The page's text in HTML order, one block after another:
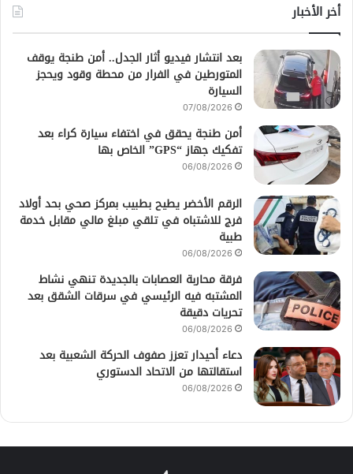
أخر الأخبار
بعد انتشار فيديو أثار الجدل.. أمن طنجة يوقف
المتورطين في الفرار من محطة وقود ويحجز
السيارة
07/08/2026
أمن طنجة يحقق في اختفاء سيارة كراء بعد
تفكيك جهاز “GPS” الخاص بها
06/08/2026
الرقم الأخضر يطيح بطبيب بمركز صحي بحد أولاد
فرج للاشتباه في تلقي مبلغ مالي مقابل خدمة
طبية
06/08/2026
فرقة محاربة العصابات بالجديدة تنهي نشاط
المشتبه فيه الرئيسي في سرقات الشقق بعد
تحريات دقيقة
06/08/2026
دعاء أحيدار تعزز صفوف الحركة الشعبية بعد
استقالتها من الاتحاد الدستوري
06/08/2026